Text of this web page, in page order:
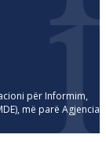
për Informim,
më parë Agjencia